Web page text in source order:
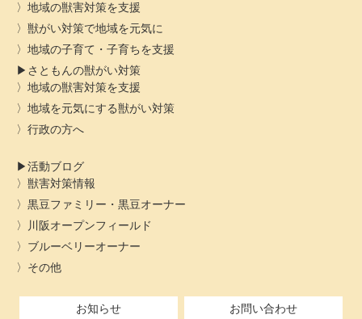
地域の獣害対策を支援
獣がい対策で地域を元気に
地域の子育て・子育ちを支援
さともんの獣がい対策
地域の獣害対策を支援
地域を元気にする獣がい対策
行政の方へ
活動ブログ
獣害対策情報
黒豆ファミリー・黒豆オーナー
川阪オープンフィールド
ブルーベリーオーナー
その他
お知らせ お問い合わせ